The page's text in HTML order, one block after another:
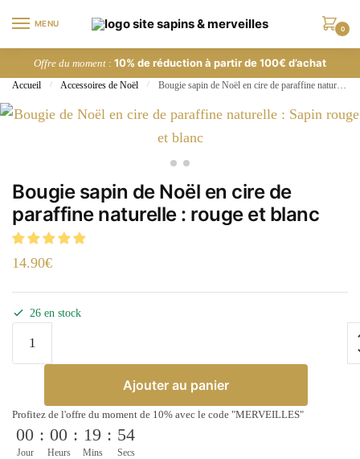
navigation
content
MENU
0
Offre du moment : 10% de réduction à partir de 100€ d’achat
Accueil / Accessoires de Noël / Bougie sapin de Noël en cire de paraffine naturelle : rouge et blanc
Bougie sapin de Noël en cire de
paraffine naturelle : rouge et blanc
14.90€
26 en stock
Bougie
de
Noël
en
Ajouter au panier
Profitez de l'offre du moment de 10% avec le code "MERVEILLES"
00
Jour
: 00
Heurs
: 19
Mins
: 54
Secs